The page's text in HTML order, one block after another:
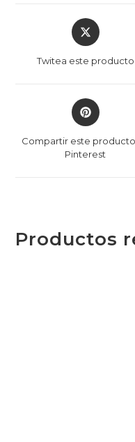
Twitea este producto
Compartir este
Pinterest
Productos